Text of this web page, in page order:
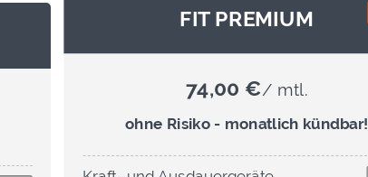
FIT PREMIUM
74,00 €/ mtl.
ohne Risiko - monatlich kündbar!